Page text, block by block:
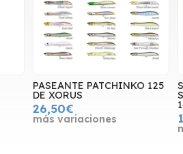
PASEANTE PATCHINKO 125
DE XORUS
26,50€
más variaciones